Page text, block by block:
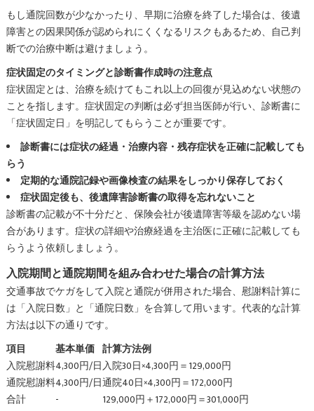
もし通院回数が少なかったり、早期に治療を終了した場合は、後遺
障害との因果関係が認められにくくなるリスクもあるため、自己判
断での治療中断は避けましょう。
症状固定のタイミングと診断書作成時の注意点
症状固定とは、治療を続けてもこれ以上の回復が見込めない状態の
ことを指します。症状固定の判断は必ず担当医師が行い、診断書に
「症状固定日」を明記してもらうことが重要です。
診断書には症状の経過・治療内容・残存症状を正確に記載しても
らう
定期的な通院記録や画像検査の結果をしっかり保存しておく
症状固定後も、後遺障害診断書の取得を忘れないこと
診断書の記載が不十分だと、保険会社が後遺障害等級を認めない場
合があります。症状の詳細や治療経過を主治医に正確に記載しても
らうよう依頼しましょう。
入院期間と通院期間を組み合わせた場合の計算方法
交通事故でケガをして入院と通院が併用された場合、慰謝料計算に
は「入院日数」と「通院日数」を合算して用います。代表的な計算
方法は以下の通りです。
項目
基本単価 計算方法例
入院慰謝料4,300円/日入院30日×4,300円＝129,000円
通院慰謝料4,300円/日通院40日×4,300円＝172,000円
合計
-
129,000円＋172,000円＝301,000円